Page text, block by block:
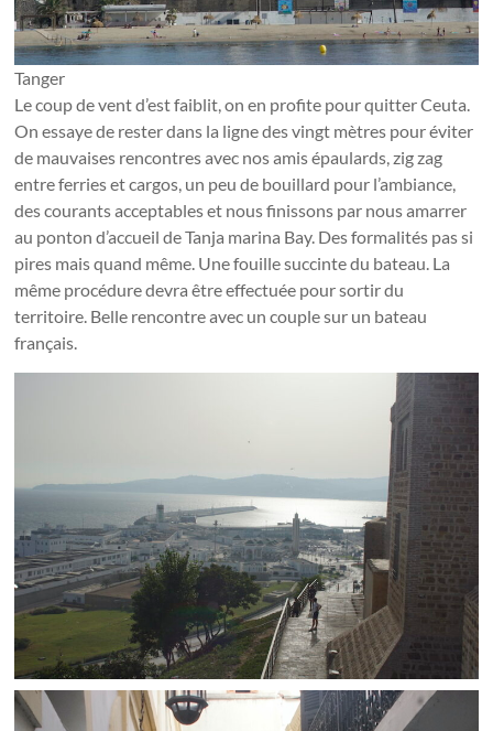
Tanger
Le coup de vent d’est faiblit, on en profite pour quitter Ceuta.
On essaye de rester dans la ligne des vingt mètres pour éviter
de mauvaises rencontres avec nos amis épaulards, zig zag
entre ferries et cargos, un peu de bouillard pour l’ambiance,
des courants acceptables et nous finissons par nous amarrer
au ponton d’accueil de Tanja marina Bay. Des formalités pas si
pires mais quand même. Une fouille succinte du bateau. La
même procédure devra être effectuée pour sortir du
territoire. Belle rencontre avec un couple sur un bateau
français.